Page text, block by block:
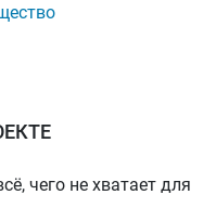
чего не хватает для